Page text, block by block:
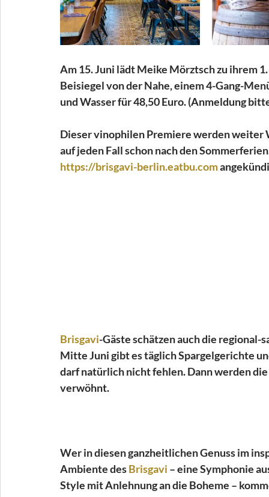
Am 15. Juni lädt Meike Mörztsch zu ihrem
Beisiegel von der Nahe, einem 4-Gang-
und Wasser für 48,50 Euro. (Anmeldung
Dieser vinophilen Premiere werden weiter
auf jeden Fall schon nach den
https://brisgavi-berlin.eatbu.com
Brisgavi-Gäste schätzen auch die
Mitte Juni gibt es täglich Spargelgerichte
darf natürlich nicht fehlen. Dann werden
verwöhnt.
Wer in diesen ganzheitlichen Genuss im
Ambiente des Brisgavi – eine Symphonie
Style mit Anlehnung an die Boheme –